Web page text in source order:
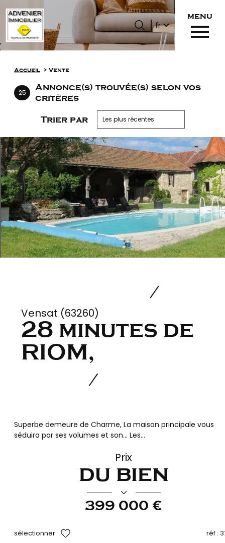
menu
Langue
fr
Accueil 0 Langue
fr
Accueil Vente
25
Annonce(s) trouvée(s) selon vos
critères
Trier par Les plus récentes
Vensat (63260)
28 minutes de
RIOM,
Superbe demeure de Charme, La maison principale vous
séduira par ses volumes et son... Les...
Prix
du bien
399 000 €
sélectionner réf :